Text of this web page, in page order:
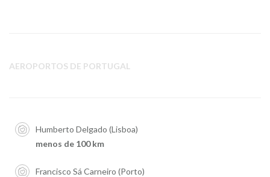
AEROPORTOS DE PORTUGAL
Humberto Delgado (Lisboa)
menos de 100 km
Francisco Sá Carneiro (Porto)